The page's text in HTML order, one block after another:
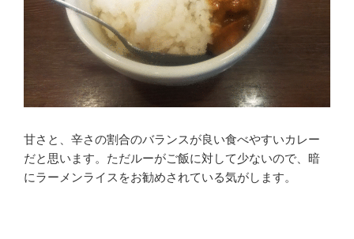
甘さと、辛さの割合のバランスが良い食べやすいカレー
だと思います。ただルーがご飯に対して少ないので、暗
にラーメンライスをお勧めされている気がします。